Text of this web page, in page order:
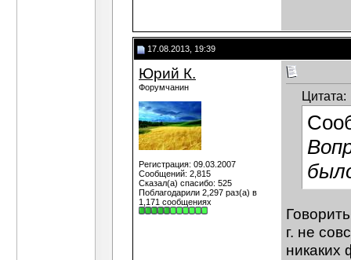
17.08.2013, 19:39
Юрий К.
Форумчанин
Регистрация: 09.03.2007
Сообщений: 2,815
Сказал(а) спасибо: 525
Поблагодарили 2,297 раз(а) в
1,171 сообщениях
Цитата:
г. не
никаких